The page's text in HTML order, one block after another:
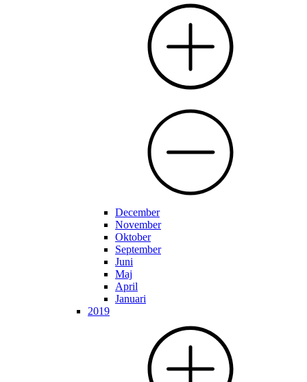
December
November
Oktober
September
Juni
Maj
April
Januari
2019